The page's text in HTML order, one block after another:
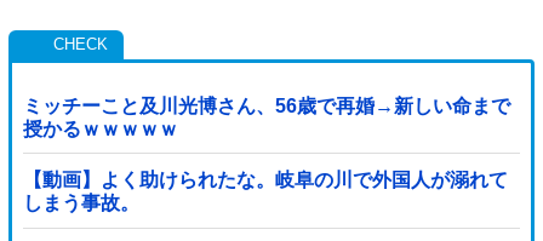
ミッチーこと及川光博さん、56歳で再婚→新しい命まで
授かるｗｗｗｗｗ
【動画】よく助けられたな。岐阜の川で外国人が溺れて
しまう事故。